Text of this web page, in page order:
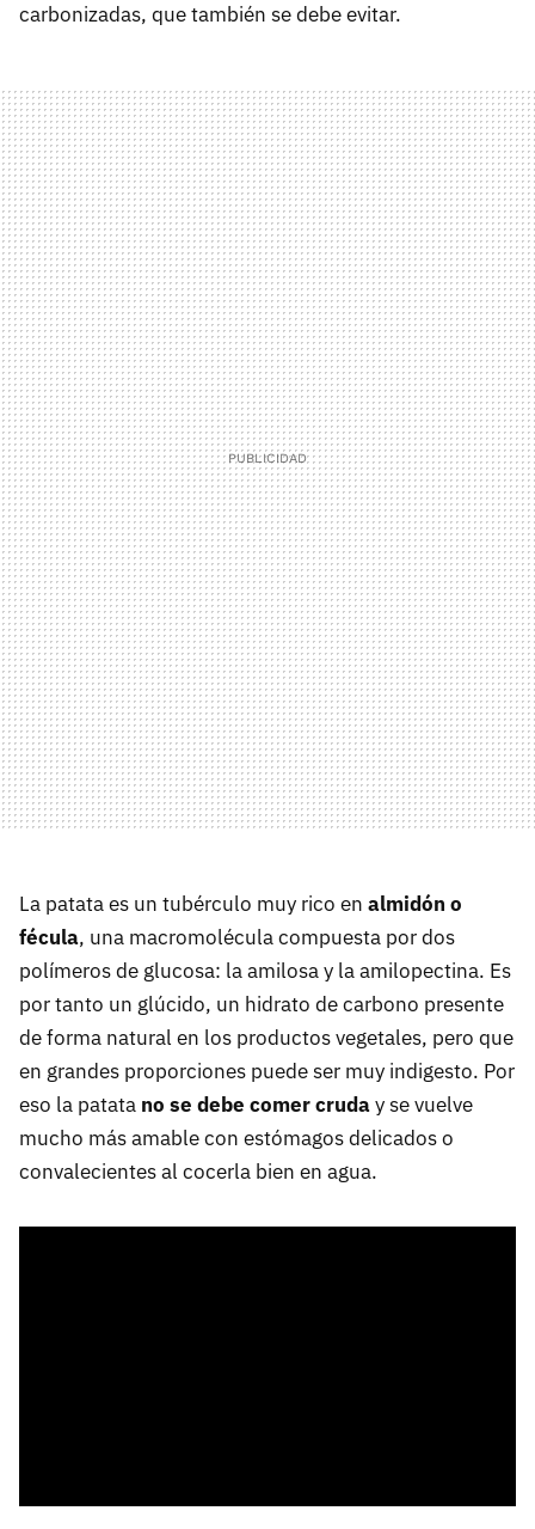
carbonizadas, que también se debe evitar.
La patata es un tubérculo muy rico en almidón o
fécula, una macromolécula compuesta por dos
polímeros de glucosa: la amilosa y la amilopectina. Es
por tanto un glúcido, un hidrato de carbono presente
de forma natural en los productos vegetales, pero que
en grandes proporciones puede ser muy indigesto. Por
eso la patata no se debe comer cruday se vuelve
mucho más amable con estómagos delicados o
convalecientes al cocerla bien en agua.